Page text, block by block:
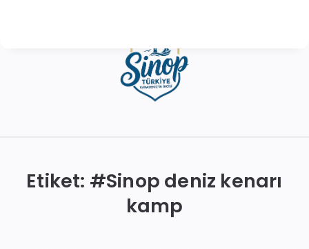
En
Etiket: #Sinop deniz kenarı
kamp